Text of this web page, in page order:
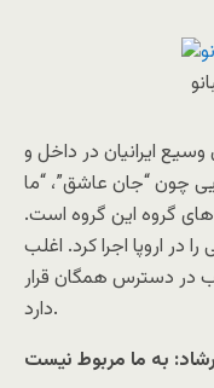
وسیع ایرانیان در داخل و
چون “جان عاشق”، “ما
گروه این گروه است.
در اروپا اجرا کرد. اغلب
در دسترس همگان قرار
دارد.
به ما مربوط نیست